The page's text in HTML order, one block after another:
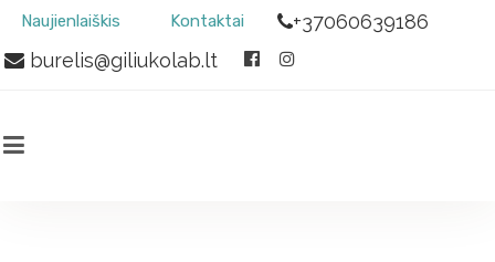
Naujienlaiškis Kontaktai
+37060639186
burelis@giliukolab.lt